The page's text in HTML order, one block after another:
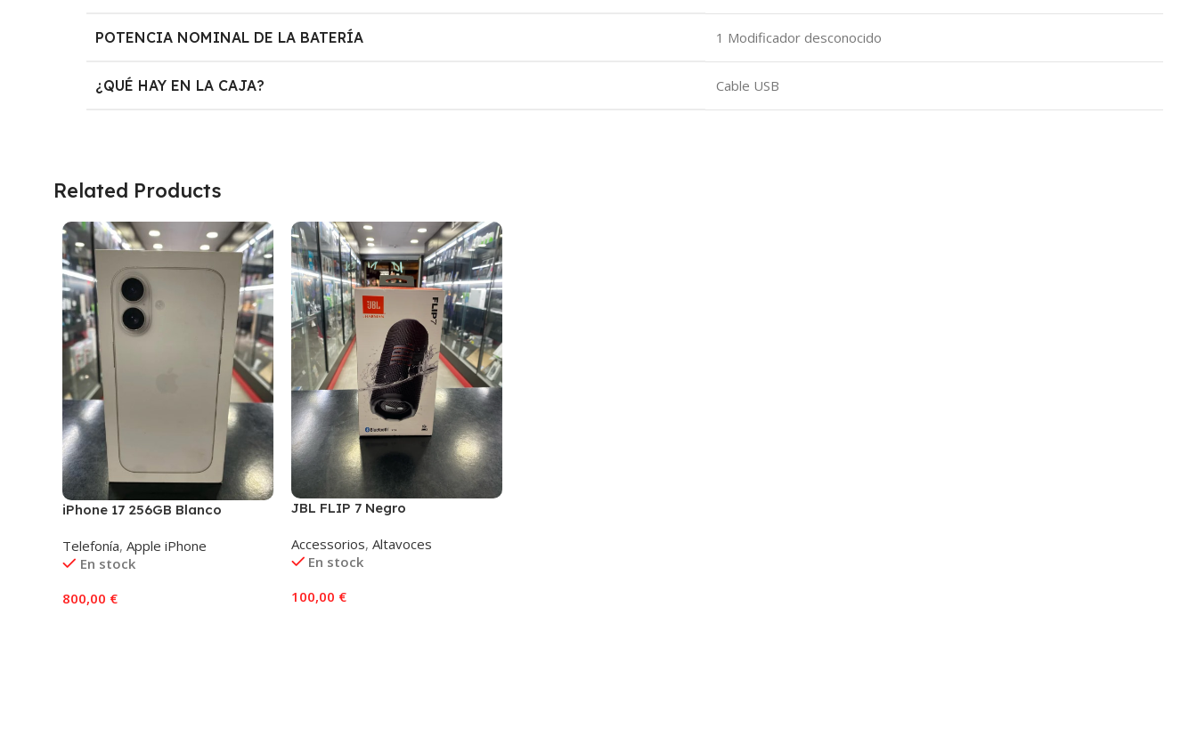
POTENCIA NOMINAL DE LA BATERÍA ‎1 Modificador desconocido
¿QUÉ HAY EN LA CAJA? ‎Cable USB
Related Products
iPhone 17 256GB Blanco
Telefonía, Apple iPhone
En stock
800,00 €
JBL FLIP 7 Negro
Accessorios, Altavoces
En stock
100,00 €